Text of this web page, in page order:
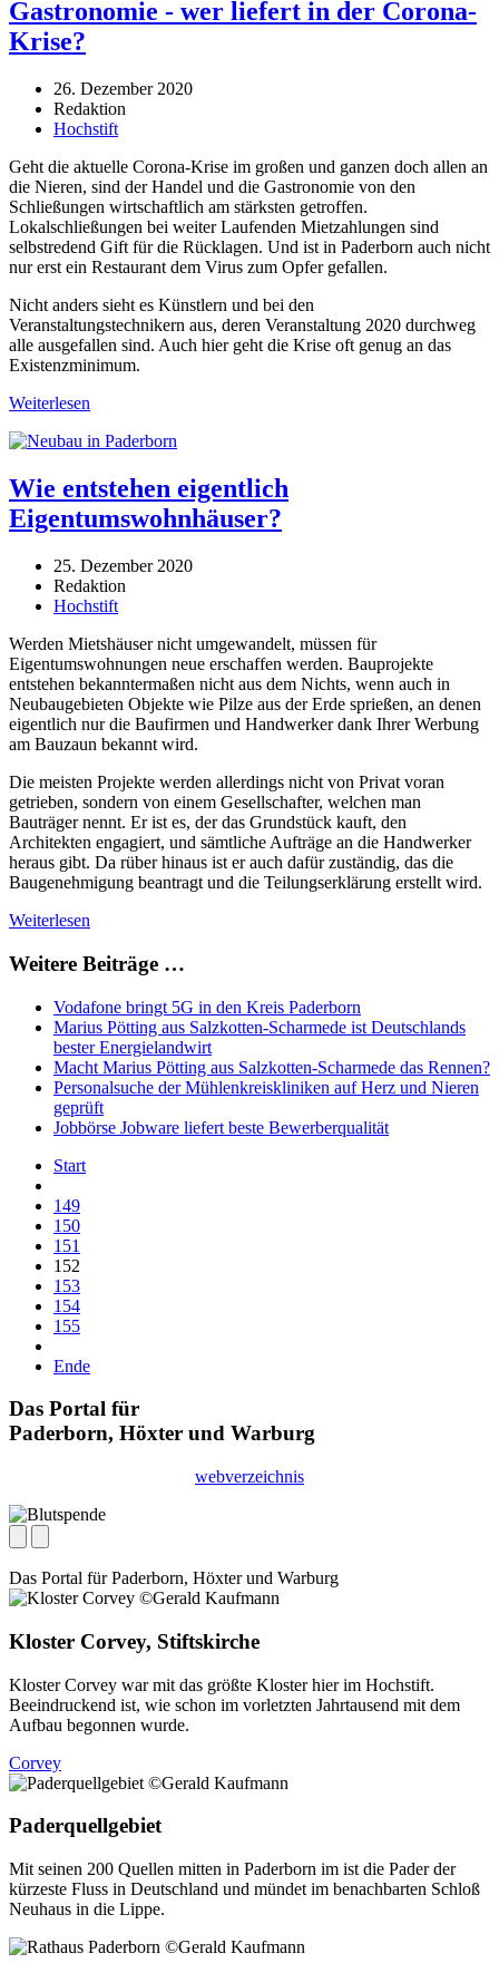
Gastronomie - wer liefert in der Corona-
Krise?
26. Dezember 2020
Redaktion
Hochstift
Geht die aktuelle Corona-Krise im großen und ganzen doch allen an
die Nieren, sind der Handel und die Gastronomie von den
Schließungen wirtschaftlich am stärksten getroffen.
Lokalschließungen bei weiter Laufenden Mietzahlungen sind
selbstredend Gift für die Rücklagen. Und ist in Paderborn auch nicht
nur erst ein Restaurant dem Virus zum Opfer gefallen.
Nicht anders sieht es Künstlern und bei den
Veranstaltungstechnikern aus, deren Veranstaltung 2020 durchweg
alle ausgefallen sind. Auch hier geht die Krise oft genug an das
Existenzminimum.
Weiterlesen
Wie entstehen eigentlich
Eigentumswohnhäuser?
25. Dezember 2020
Redaktion
Hochstift
Werden Mietshäuser nicht umgewandelt, müssen für
Eigentumswohnungen neue erschaffen werden. Bauprojekte
entstehen bekanntermaßen nicht aus dem Nichts, wenn auch in
Neubaugebieten Objekte wie Pilze aus der Erde sprießen, an denen
eigentlich nur die Baufirmen und Handwerker dank Ihrer Werbung
am Bauzaun bekannt wird.
Die meisten Projekte werden allerdings nicht von Privat voran
getrieben, sondern von einem Gesellschafter, welchen man
Bauträger nennt. Er ist es, der das Grundstück kauft, den
Architekten engagiert, und sämtliche Aufträge an die Handwerker
heraus gibt. Da rüber hinaus ist er auch dafür zuständig, das die
Baugenehmigung beantragt und die Teilungserklärung erstellt wird.
Weiterlesen
Weitere Beiträge …
Vodafone bringt 5G in den Kreis Paderborn
Marius Pötting aus Salzkotten-Scharmede ist Deutschlands
bester Energielandwirt
Macht Marius Pötting aus Salzkotten-Scharmede das Rennen?
Personalsuche der Mühlenkreiskliniken auf Herz und Nieren
geprüft
Jobbörse Jobware liefert beste Bewerberqualität
Start
149
150
151
152
153
154
155
Ende
Das Portal für
Paderborn, Höxter und Warburg
webverzeichnis
Das Portal fürPaderborn, Höxterund Warburg
Kloster Corvey, Stiftskirche
Kloster Corvey war mit das größte Kloster hier im Hochstift.
Beeindruckend ist, wie schon im vorletzten Jahrtausend mit dem
Aufbau begonnen wurde.
Corvey
Paderquellgebiet
Mit seinen 200 Quellen mitten in Paderborn im ist die Pader der
kürzeste Fluss in Deutschland und mündet im benachbarten Schloß
Neuhaus in die Lippe.